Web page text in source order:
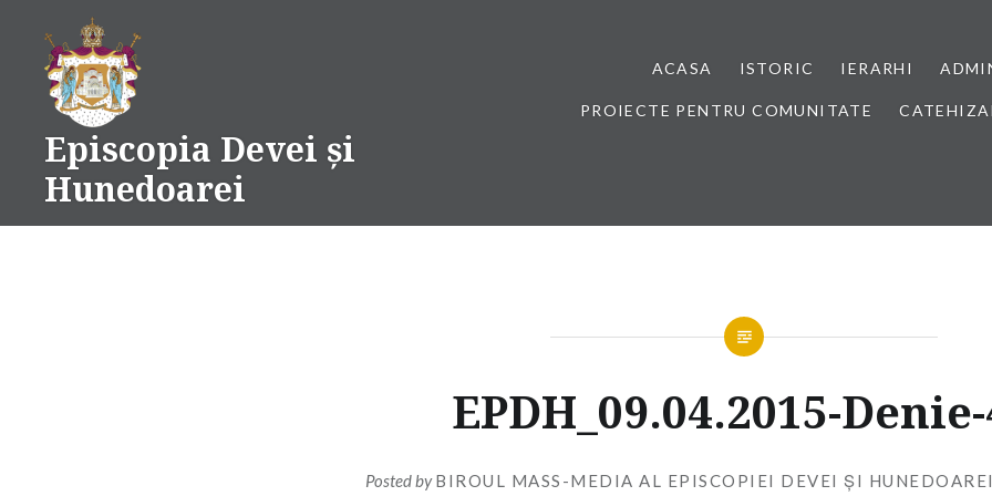
content
Episcopia Devei și
Hunedoarei
ACASA ISTORIC IERARHI
PROIECTE PENTRU COMUNITATE
EPDH_09.04.2015-
Posted byBIROUL MASS-MEDIA AL EPISCOPIEI DEVEI ȘI